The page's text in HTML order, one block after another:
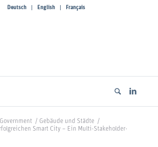
Deutsch English Français
/ Gebäude und Städte /
Smart City – Ein Multi-Stakeholder-